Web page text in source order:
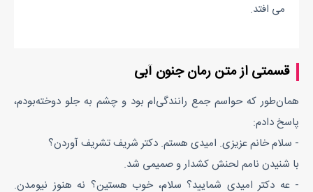
می افتد.
قسمتی از متن رمان جنون آبی
همان‌طور که حواسم جمع رانندگی‌ام بود و چشم به جلو دوخته‌بودم،
پاسخ دادم:
- سلام خانم عزیزی. امیدی هستم. دکتر شریف تشریف آوردن؟
با شنیدن نامم لحنش کشدار و صمیمی شد.
- عه دکتر امیدی شمایید؟ سلام، خوب هستین؟ نه هنوز نیومدن.